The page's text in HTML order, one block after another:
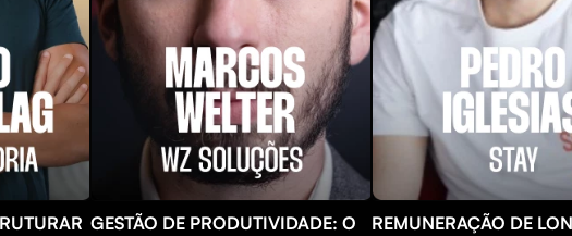
GESTÃO DE PRODUTIVIDADE: O
REMUNERAÇÃO DE